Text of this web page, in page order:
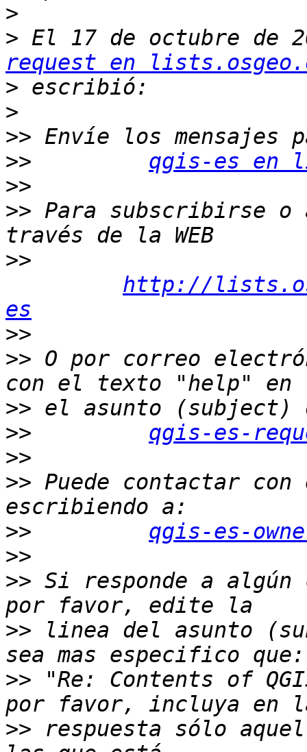
>
> El 17 de octubre de
request en
>
>
>>
>>
qgis-es en
>>
>> Para subscribirse o
>>
http://
es
>>
>> O por correo
>>
>>
qgis-es-
>>
>> Puede contactar
>>
qgis-es-
>>
>> Si responde a algún
>> linea del asunto
>> "Re: Contents of
>> respuesta sólo